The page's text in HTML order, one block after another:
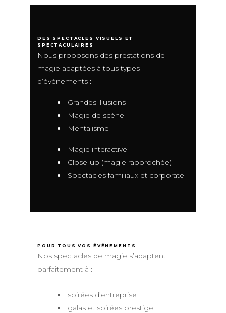
DES SPECTACLES VISUELS ET
SPECTACULAIRES
Nous proposons des prestations de
magie adaptées à tous types
d’événements :
Grandes illusions
Magie de scène
Mentalisme
Magie interactive
Close-up (magie rapprochée)
Spectacles familiaux et corporate
POUR TOUS VOS ÉVÉNEMENTS
Nos spectacles de magie s’adaptent
parfaitement à :
soirées d’entreprise
galas et soirées prestige